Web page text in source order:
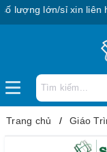
lớn/sỉ xin liên hệ:
Trang chủ Giáo